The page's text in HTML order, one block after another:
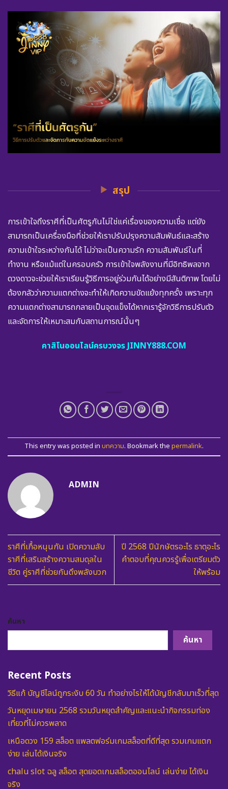
สรุป
การเข้าใจถึงราศีที่เป็นศัตรูกันไม่ใช่แค่เรื่องของความเชื่อ แต่ยัง
สามารถเป็นเครื่องมือที่ช่วยให้เราปรับปรุงความสัมพันธ์และสร้าง
ความเข้าใจระหว่างกันได้ ไม่ว่าจะเป็นความรัก ความสัมพันธ์ในที่
ทำงาน หรือแม้แต่ในครอบครัว การเข้าใจพลังงานที่มีอิทธิพลจาก
ดวงดาวจะช่วยให้เราเรียนรู้วิธีการอยู่ร่วมกันได้อย่างมีสันติภาพ โดยไม่
ต้องกลัวว่าความแตกต่างจะทำให้เกิดความขัดแย้งทุกครั้ง เพราะทุก
ความแตกต่างสามารถกลายเป็นจุดแข็งได้หากเรารู้จักวิธีการปรับตัว
และจัดการให้เหมาะสมกับสถานการณ์นั้นๆ
คาสิโนออนไลน์ครบวงจร JINNY888.COM
This entry was posted in บทความ. Bookmark the permalink.
ADMIN
ราศีที่เกื้อหนุนกัน เปิดความลับ
ราศีที่เสริมสร้างความสมดุลใน
ชีวิต คู่ราศีที่ช่วยกันดึงพลังบวก
ปี 2568 ปีนักษัตรอะไร ธาตุอะไร
คำตอบที่คุณควรรู้เพื่อเตรียมตัว
ให้พร้อม
ค้นหา
ค้นหา
Recent Posts
วิธีแก้ บัญชีไลน์ถูกระงับ 60 วัน ทำอย่างไรให้ได้บัญชีกลับมาเร็วที่สุด
วันหยุดเมษายน 2568 รวมวันหยุดสำคัญและแนะนำกิจกรรมท่อง
เที่ยวที่ไม่ควรพลาด
เหนือดวง 159 สล็อต แพลตฟอร์มเกมสล็อตที่ดีที่สุด รวมเกมแตก
ง่าย เล่นได้เงินจริง
chalu slot ฉลู สล็อต สุดยอดเกมสล็อตออนไลน์ เล่นง่าย ได้เงิน
จริง